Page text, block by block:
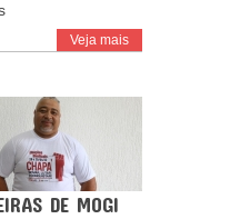
Veja mais
DE MOGI